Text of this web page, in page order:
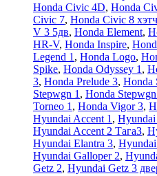
Honda Civic 4D, Honda
Civic 7, Honda Civic 8
V 3 5дв, Honda Element,
HR-V, Honda Inspire,
Legend 1 , Honda Logo,
Spike, Honda Odyssey 1 ,
3, Honda Prelude 3, Honda
Stepwgn 1 , Honda
Torneo 1 , Honda Vigor 3,
Hyundai Accent 1 , Hyundai
Hyundai Accent 2 ТагаЗ,
Hyundai Elantra 3,
Hyundai Galloper 2,
Getz 2, Hyundai Getz 3